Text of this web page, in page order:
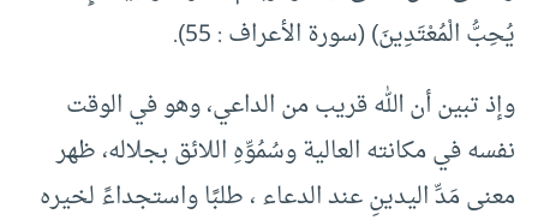
يُحِبُّ الْمُعْتَدِينَ) (سورة الأعراف : 55).
وإذ تبين أن الله قريب من الداعي، وهو في الوقت
نفسه في مكانته العالية وسُمُوِّهِ اللائق بجلاله، ظهر
معنى مَدِّ اليدينِ عند الدعاء ، طلبًا واستجداءً لخيره